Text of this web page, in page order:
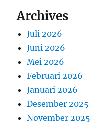
Archives
Juli 2026
Juni 2026
Mei 2026
Februari 2026
Januari 2026
Desember 2025
November 2025